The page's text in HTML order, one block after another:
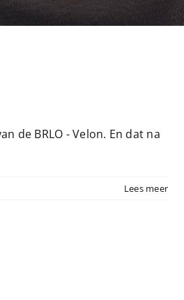
de BRLO - Velon. En dat na
Lees meer